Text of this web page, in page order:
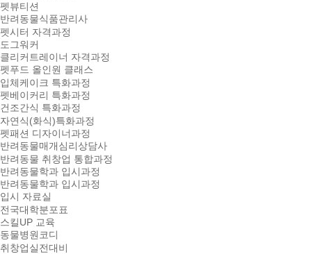
펫뷰티션
반려동물식품관리사
펫시터 자격과정
도그워커
클리커트레이너 자격과정
펫푸드 올인원 클래스
입체케이크 특화과정
펫베이커리 특화과정
건조간식 특화과정
자연식(화식)특화과정
펫패션 디자이너과정
반려동물매개심리상담사
반려동물 취창업 통합과정
반려동물학과 입시과정
반려동물학과 입시과정
입시 자료실
전국대학분포표
스킬UP 교육
동물병원코디
취창업실전대비